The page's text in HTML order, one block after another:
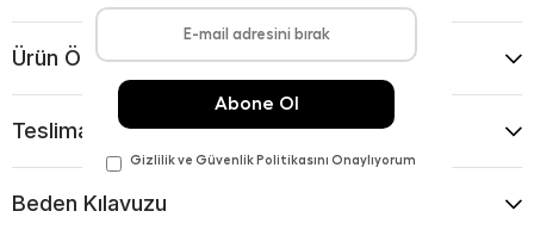
Ürün Önerileri
Teslimat Ve İade Koşulları
Beden Kılavuzu